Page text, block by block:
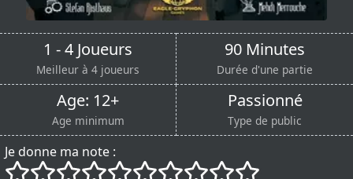
1 - 4 Joueurs
Meilleur à 4 joueurs
90 Minutes
Durée d'une partie
Age: 12+
Age minimum
Passionné
Type de public
Je donne ma note :
()
() () () () () () () ()
()